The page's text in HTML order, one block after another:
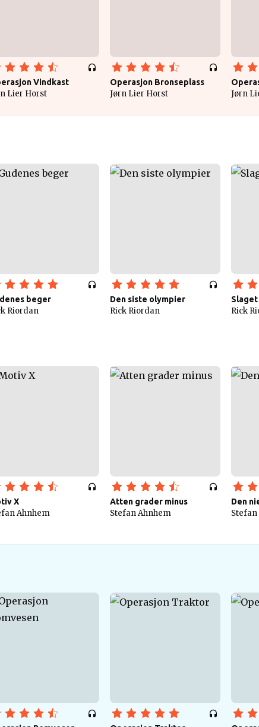
Vindkast
Lier Horst
Operasjon Bronseplass
Jørn Lier Horst Jørn
beger
Riordan
Den siste olympier
Rick Riordan Rick
X
Ahnhem
Atten grader minus
Stefan Ahnhem
Den